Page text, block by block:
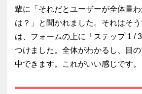
輩に「それだとユーザーが全体量
は？」と聞かれました。それはそ
は、フォームの上に「ステップ 1 /
つけました。全体がわかるし、目
中できます。これがいい感じです。